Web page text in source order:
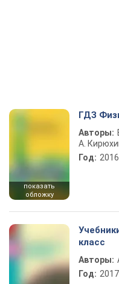
показать
обложку
ГДЗ
Авторы:
А.
Год: 2016
класс
Авторы:
Год: 2017